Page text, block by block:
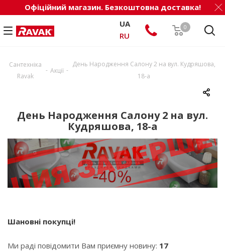
Офіційний магазин. Безкоштовна доставка!
0
UA
RU
Сантехніка
Ravak
- Акції -
День Народження Салону 2 на вул. Кудряшова,
18-а
День Народження Салону 2 на вул.
Кудряшова, 18-а
Шановні покупці!
Ми раді повідомити Вам приємну новину: 17